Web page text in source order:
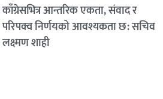
काँग्रेसभित्र आन्तरिक एकता, संवाद र
परिपक्व निर्णयको आवश्यकता छ: सचिव
लक्ष्मण शाही